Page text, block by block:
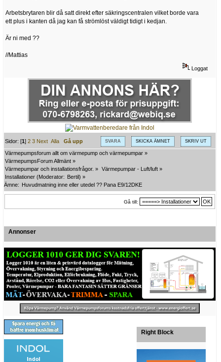
Arbetsbrytaren blir då satt direkt efter säkringscentralen vilket borde vara
ett plus i kanten då jag kan få strömlöst väldigt tidigt i kedjan.
Är ni med ??
//Mattias
Loggat
SVARA SKICKA ÄMNET SKRIV UT
Sidor: [1]2 3 Next Alla
Gå upp
Värmepumpsforum allt om värmepump och värmepumpar »
VärmepumpsForum Allmänt »
Värmepumpar och installationsfrågor. » Värmepumpar - Luft/luft »
Installationer (Moderator: Bertil) »
Ämne: Huvudmatning inne eller utedel ?? Pana E9/12DKE
Gå till:
Annonser
Right Block